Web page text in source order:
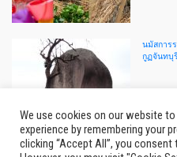
นมัสการ
กูฏจันทบุ
We use cookies on our website
experience by remembering your
clicking “Accept All”, you